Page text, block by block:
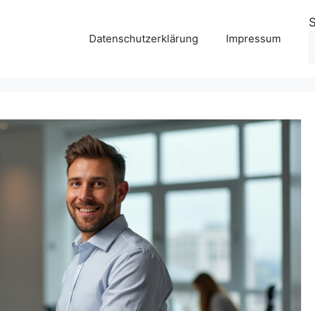
Datenschutzerklärung Impressum